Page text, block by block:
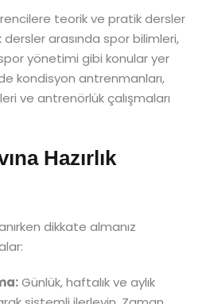
teorik ve pratik dersler
dersler arasında spor bilimleri,
yönetimi gibi konular yer
kondisyon antrenmanları,
ve antrenörlük çalışmaları
Hazırlık
dikkate almanız
Günlük, haftalık ve aylık